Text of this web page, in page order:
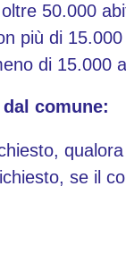
50.000
più di
di 15.000
comune:
se il